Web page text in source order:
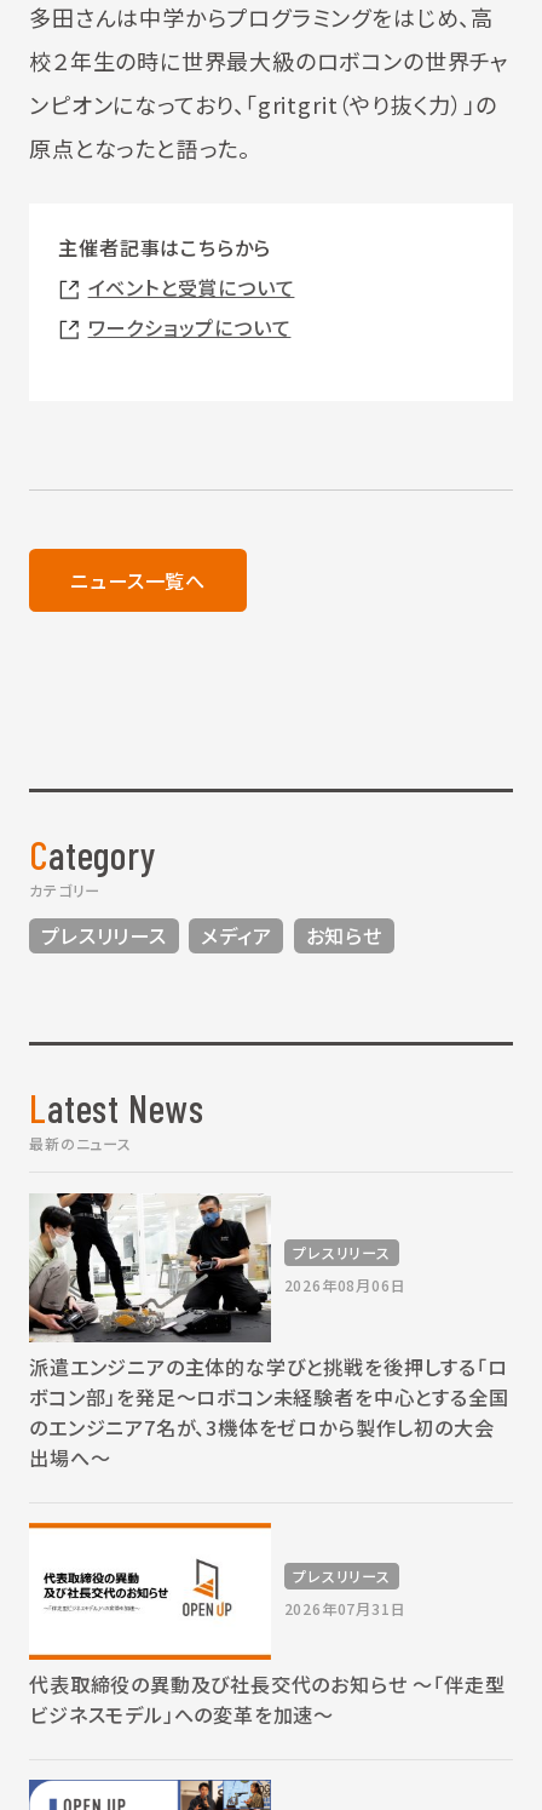
多田さんは中学からプログラミングをはじめ、高
校２年生の時に世界最大級のロボコンの世界チャ
ンピオンになっており、「gritgrit（やり抜く力）」の
原点となったと語った。
主催者記事はこちらから
イベントと受賞について
ワークショップについて
ニュース一覧へ
Category
カテゴリー
プレスリリース メディア お知らせ
Latest News
最新のニュース
プレスリリース
2026年08月06日
派遣エンジニアの主体的な学びと挑戦を後押しする「ロ
ボコン部」を発足～ロボコン未経験者を中心とする全国
のエンジニア7名が、3機体をゼロから製作し初の大会
出場へ～
プレスリリース
2026年07月31日
代表取締役の異動及び社長交代のお知らせ 〜「伴走型
ビジネスモデル」への変革を加速〜